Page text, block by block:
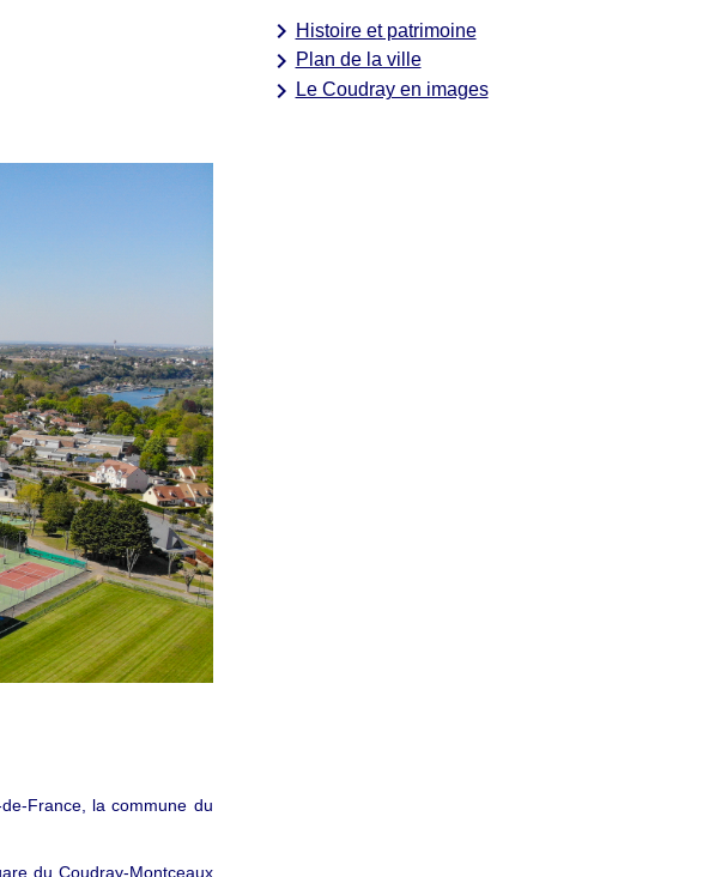
France, la commune du
du Coudray-Montceaux
keyboard_arrow_rightHistoire et patrimoine
keyboard_arrow_rightPlan de la ville
keyboard_arrow_right Le Coudray en images